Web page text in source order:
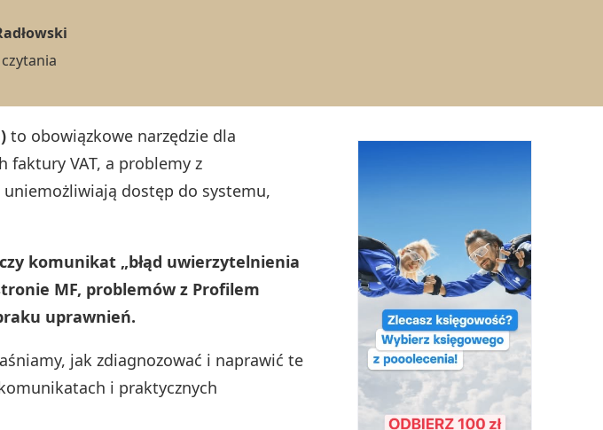
to obowiązkowe narzędzie dla
faktury VAT, a problemy z
dostęp do systemu,
komunikat „błąd uwierzytelnienia
MF, problemów z Profilem
uprawnień.
jak zdiagnozować i naprawić te
i praktycznych